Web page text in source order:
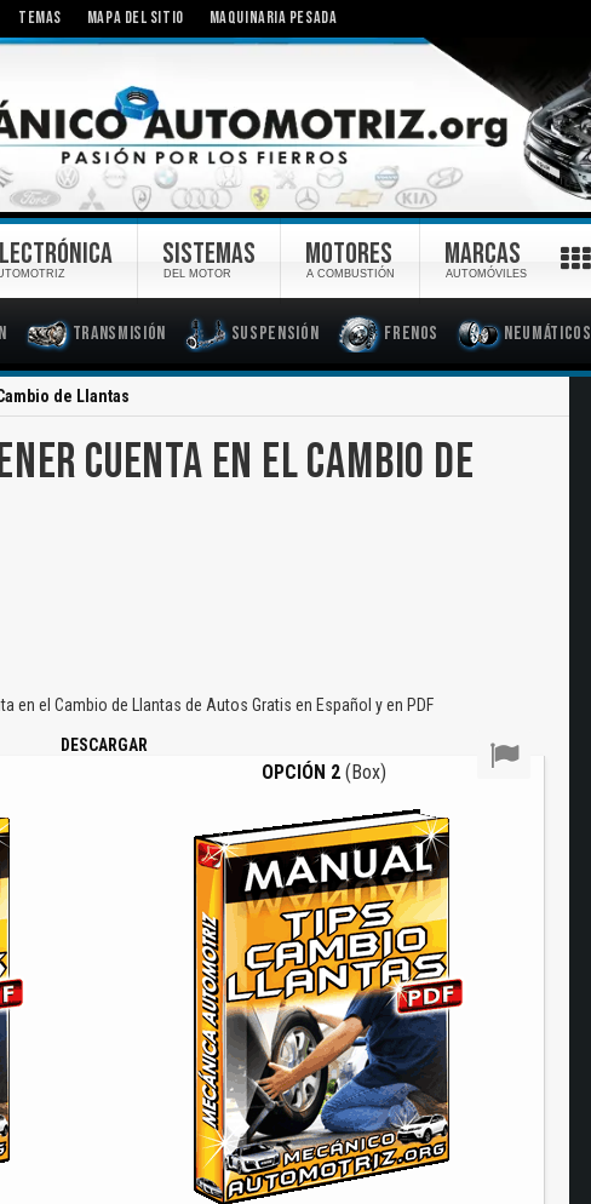
TEMAS MAPA DEL SITIO MAQUINARIA PESADA
Transmisión Suspensión Frenos Neumáticos
SISTEMAS
DEL MOTOR
MOTORES
A COMBUSTIÓN
MARCAS
AUTOMÓVILES
de Llantas
CUENTA EN EL CAMBIO DE
en el Cambio de Llantas de Autos Gratis en Español y en PDF
DESCARGAR
OPCIÓN 2(Box)